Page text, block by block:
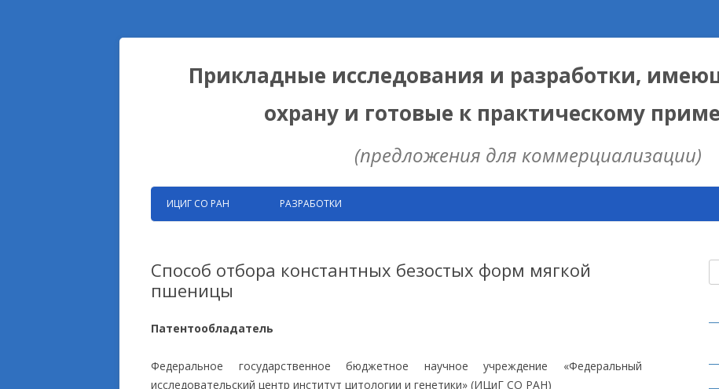
Прикладные исследования и разработки,
охрану и готовые к практическому
(предложения для коммерциализации)
Skip
ИЦИГ СО РАН РАЗРАБОТКИ
ПРИКЛАДНЫЕ ИССЛЕДОВАНИЯ
Способ отбора константных безостых форм мягкой
пшеницы
Патентообладатель
Федеральное государственное бюджетное научное учреждение «Федеральный
исследовательский центр институт цитологии и генетики» (ИЦиГ СО РАН)